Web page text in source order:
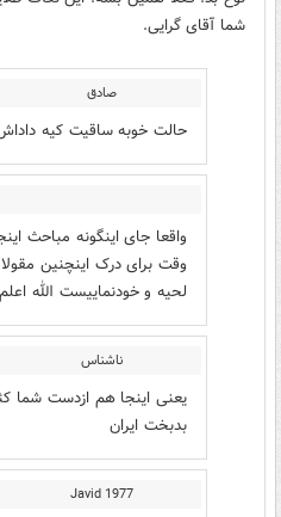
شما آقای گرایی.
صادق
حالت خوبه ساقیت کیه
واقعا جای اینگونه مباحث
وقت برای درک اینچنین
لحیه و خودنماییست الله اعلم
ناشناس
یعنی اینجا هم ازدست شما
بدبخت ایران
Javid 1977